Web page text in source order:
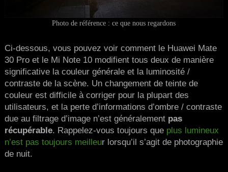
Photo de référence : ce que nous regardons
Ci-dessous, vous pouvez voir comment le Huawei Mate
30 Pro et le Mi Note 10 modifient tous deux de manière
significative la couleur générale et la luminosité /
contraste de la scène. Un changement de teinte de
couleur est difficile à corriger pour la plupart des
utilisateurs, et la perte d’informations d’ombre / contraste
due au filtrage d’image n’est généralement pas
récupérable. Rappelez-vous toujours que plus lumineux
n’est pas toujours meilleur lorsqu’il s’agit de photographie
de nuit.